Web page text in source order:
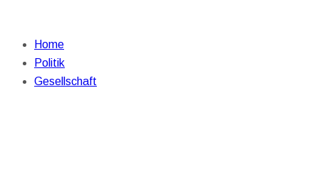
Home
Politik
Gesellschaft